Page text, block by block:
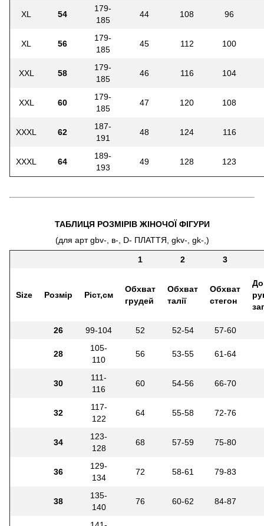
XL 54
179-
185
44 108 96
XL 56
179-
185
45 112 100
XXL 58
179-
185
46 116 104
XXL 60
179-
185
47 120 108
XXXL 62
187-
191
48 124 116
XXXL 64
189-
193
49 128 123
ТАБЛИЦЯ РОЗМІРІВ ЖІНОЧОЇ ФІГУРИ
(для арт gbv-, в-, D- ПЛАТТЯ, gkv-, gk-,)
1 2 3
Size Розмір Ріст,см
Обхват
грудей
Обхват
талії
Обхват
стегон
26 99-104 52 52-54 57-60
28
105-
110
56 53-55 61-64
30
111-
116
60 54-56 66-70
32
117-
122
64 55-58 72-76
34
123-
128
68 57-59 75-80
36
129-
134
72 58-61 79-83
38
135-
140
76 60-62 84-87